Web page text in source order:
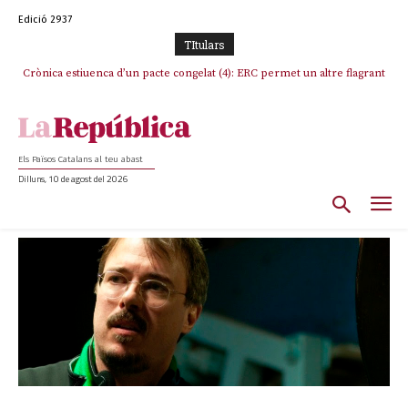
Edició 2937
TItulars
Crònica estiuenca d’un pacte congelat (4): ERC permet un altre flagrant
Els Països Catalans al teu abast
Dilluns, 10 de agost del 2026